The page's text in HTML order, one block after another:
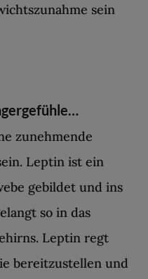
sein
zunehmende
Leptin ist ein
gebildet und ins
so in das
Leptin regt
bereitzustellen und